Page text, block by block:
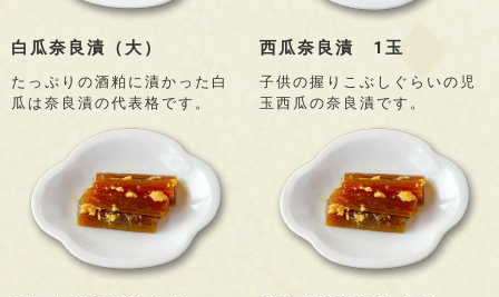
白瓜奈良漬（大）
たっぷりの酒粕に漬かった白
瓜は奈良漬の代表格です。
西瓜奈良漬 1玉
子供の握りこぶしぐらいの児
玉西瓜の奈良漬です。